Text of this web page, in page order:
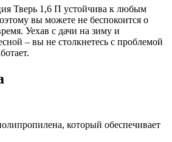
Тверь 1,6 П устойчива к любым
вы можете не беспокоится о
Уехав с дачи на зиму и
– вы не столкнетесь с проблемой
который обеспечивает